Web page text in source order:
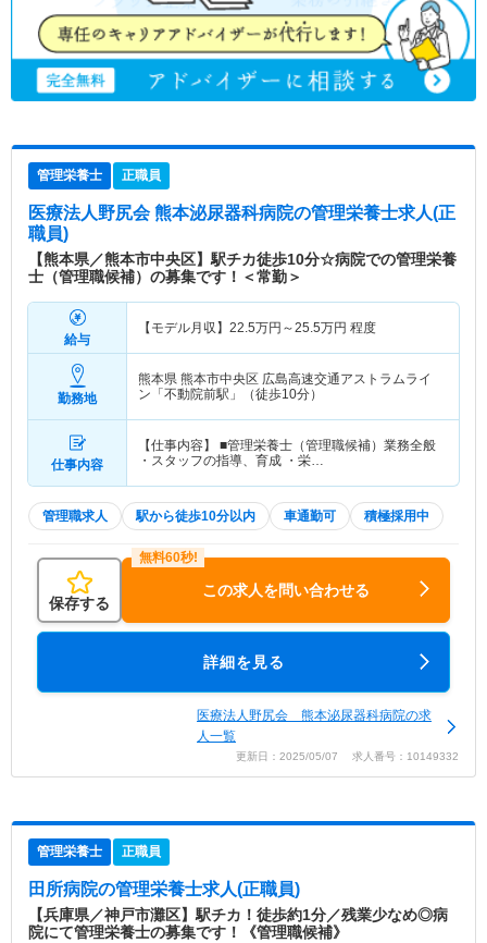
管理栄養士 正職員
医療法人野尻会 熊本泌尿器科病院の管理栄養士求人(正
職員)
【熊本県／熊本市中央区】駅チカ徒歩10分☆病院での管理栄養
士（管理職候補）の募集です！＜常勤＞
給与
【モデル月収】 22.5万円～25.5万円 程度
勤務地
熊本県 熊本市中央区 広島高速交通アストラムライ
ン「不動院前駅」（徒歩10分）
仕事内容
【仕事内容】 ■管理栄養士（管理職候補）業務全般
・スタッフの指導、育成 ・栄…
管理職求人 駅から徒歩10分以内 車通勤可 積極採用中
保存する
この求人を問い合わせる
詳細を見る
医療法人野尻会 熊本泌尿器科病院の求
人一覧
更新日：2025/05/07 求人番号：10149332
管理栄養士 正職員
田所病院の管理栄養士求人(正職員)
【兵庫県／神戸市灘区】駅チカ！徒歩約1分／残業少なめ◎病
院にて管理栄養士の募集です！《管理職候補》